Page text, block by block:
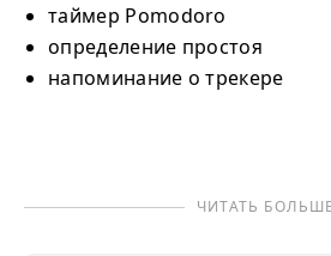
таймер Pomodoro
определение простоя
напоминание о трекере
ЧИТАТЬ